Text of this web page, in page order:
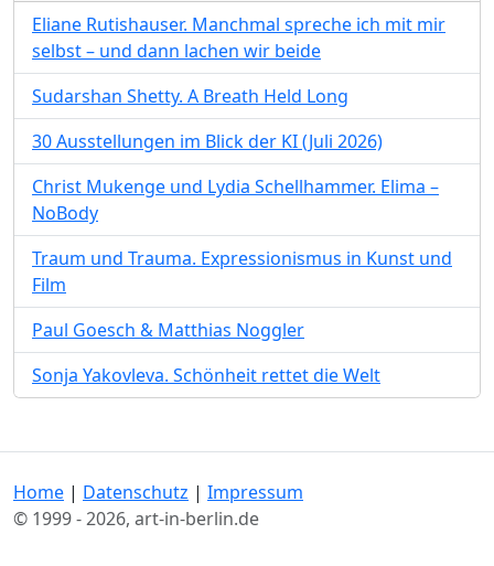
Eliane Rutishauser. Manchmal spreche ich mit mir
selbst – und dann lachen wir beide
Sudarshan Shetty. A Breath Held Long
30 Ausstellungen im Blick der KI (Juli 2026)
Christ Mukenge und Lydia Schellhammer. Elima –
NoBody
Traum und Trauma. Expressionismus in Kunst und
Film
Paul Goesch & Matthias Noggler
Sonja Yakovleva. Schönheit rettet die Welt
Home | Datenschutz | Impressum
© 1999 - 2026, art-in-berlin.de